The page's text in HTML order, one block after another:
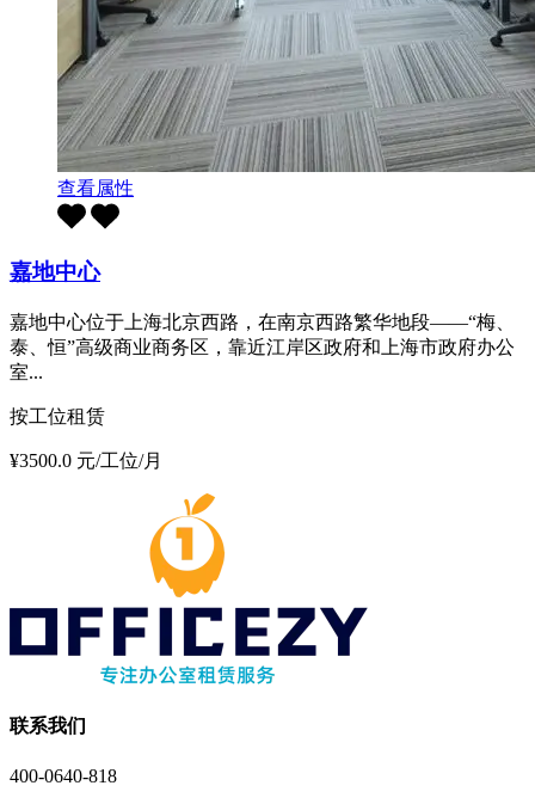
查看属性
嘉地中心
嘉地中心位于上海北京西路，在南京西路繁华地段——“梅、
泰、恒”高级商业商务区，靠近江岸区政府和上海市政府办公
室...
按工位租赁
¥3500.0 元/工位/月
联系我们
400-0640-818